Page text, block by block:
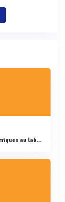
Formation Gestion des déchets à risques chimiques au laboratoire : réglementation et application pratique